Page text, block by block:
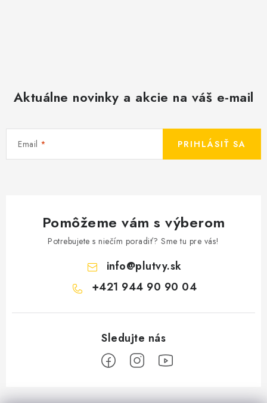
Aktuálne novinky a akcie na váš e-mail
Email PRIHLÁSIŤ SA
Pomôžeme vám s výberom
Potrebujete s niečím poradiť? Sme tu pre vás!
info@plutvy.sk
+421 944 90 90 04
Z